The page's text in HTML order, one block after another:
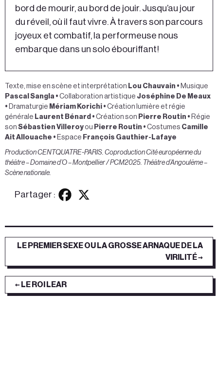
bord de mourir, au bord de jouir. Jusqu’au jour
du réveil, où il faut vivre. À travers son parcours
joyeux et combatif, la performeuse nous
embarque dans un solo ébouriffant !
Texte, mise en scène et interprétation Lou Chauvain • Musique
Pascal Sangla • Collaboration artistique Joséphine De Meaux
• Dramaturgie Mériam Korichi • Création lumière et régie
générale Laurent Bénard • Création son Pierre Routin • Régie
son Sébastien Villeroy ou Pierre Routin • Costumes Camille
Ait Allouache • Espace François Gauthier-Lafaye
Production CENTQUATRE-PARIS. Coproduction Cité européenne du
théâtre – Domaine d’O – Montpellier / PCM2025. Théâtre d’Angoulême –
Scène nationale.
Partager :
← LE ROI LEAR
LE PREMIER SEXE OU LA GROSSE ARNAQUE DE LA
VIRILITÉ →